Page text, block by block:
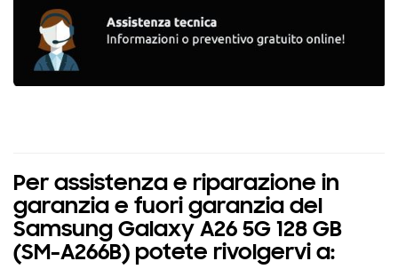
Per assistenza e riparazione in
garanzia e fuori garanzia del
Samsung Galaxy A26 5G 128 GB
(SM-A266B) potete rivolgervi a: